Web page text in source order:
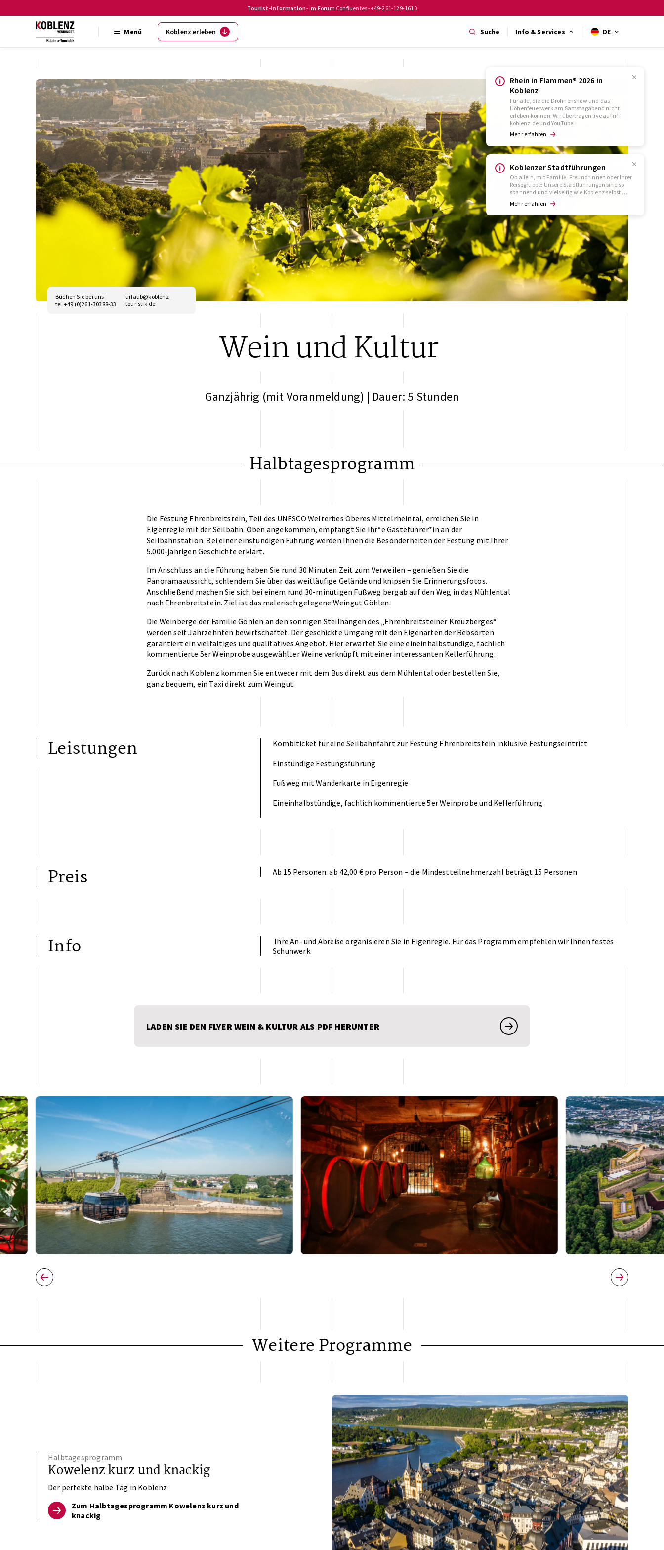
Tourist-Information- Im Forum Confluentes -+49-261-129-1610
Menü Koblenz erleben Suche Info & Services DE
Rhein in Flammen® 2026 in
Koblenz
Für alle, die die Drohnenshow und das
Höhenfeuerwerk am Samstagabend nicht
erleben können: Wir übertragen live auf rif-
koblenz.de und YouTube!
Mehr erfahren
Koblenzer Stadtführungen
Ob allein, mit Familie, Freund*innen oder Ihrer
Reisegruppe: Unsere Stadtführungen sind so
spannend und vielseitig wie Koblenz selbst …
Mehr erfahren
Buchen Sie bei uns
tel:+49 (0)261-30388-33
urlaub@koblenz-
touristik.de
Wein und Kultur
Ganzjährig (mit Voranmeldung) | Dauer: 5 Stunden
Halbtagesprogramm
Die Festung Ehrenbreitstein, Teil des UNESCO Welterbes Oberes Mittelrheintal, erreichen Sie in
Eigenregie mit der Seilbahn. Oben angekommen, empfängt Sie Ihr*e Gästeführer*in an der
Seilbahnstation. Bei einer einstündigen Führung werden Ihnen die Besonderheiten der Festung mit Ihrer
5.000-jährigen Geschichte erklärt.
Im Anschluss an die Führung haben Sie rund 30 Minuten Zeit zum Verweilen – genießen Sie die
Panoramaaussicht, schlendern Sie über das weitläufige Gelände und knipsen Sie Erinnerungsfotos.
Anschließend machen Sie sich bei einem rund 30-minütigen Fußweg bergab auf den Weg in das Mühlental
nach Ehrenbreitstein. Ziel ist das malerisch gelegene Weingut Göhlen.
Die Weinberge der Familie Göhlen an den sonnigen Steilhängen des „Ehrenbreitsteiner Kreuzberges“
werden seit Jahrzehnten bewirtschaftet. Der geschickte Umgang mit den Eigenarten der Rebsorten
garantiert ein vielfältiges und qualitatives Angebot. Hier erwartet Sie eine eineinhalbstündige, fachlich
kommentierte 5er Weinprobe ausgewählter Weine verknüpft mit einer interessanten Kellerführung.
Zurück nach Koblenz kommen Sie entweder mit dem Bus direkt aus dem Mühlental oder bestellen Sie,
ganz bequem, ein Taxi direkt zum Weingut.
Leistungen
Kombiticket für eine Seilbahnfahrt zur Festung Ehrenbreitstein inklusive Festungseintritt
Einstündige Festungsführung
Fußweg mit Wanderkarte in Eigenregie
Eineinhalbstündige, fachlich kommentierte 5er Weinprobe und Kellerführung
Preis Ab 15 Personen: ab 42,00 € pro Person – die Mindestteilnehmerzahl beträgt 15 Personen
Info
Ihre An- und Abreise organisieren Sie in Eigenregie. Für das Programm empfehlen wir Ihnen festes
Schuhwerk.
LADEN SIE DEN FLYER WEIN & KULTUR ALS PDF HERUNTER
Weitere Programme
Halbtagesprogramm
Kowelenz kurz und knackig
Der perfekte halbe Tag in Koblenz
Zum Halbtagesprogramm Kowelenz kurz und
knackig